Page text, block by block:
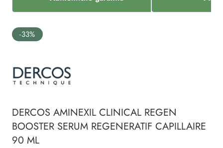
-33%
DERCOS AMINEXIL CLINICAL REGEN
BOOSTER SERUM REGENERATIF CAPILLAIRE
90 ML